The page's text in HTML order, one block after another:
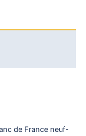
de France neuf-